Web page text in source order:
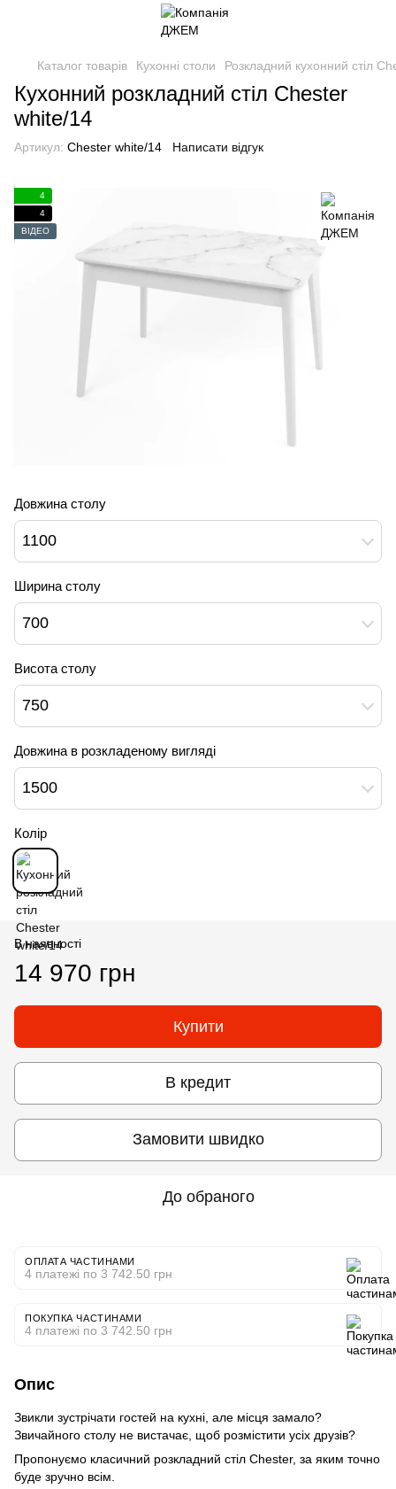
Каталог товарів Кухонні столи Розкладний кухонний стіл
Кухонний розкладний стіл Chester
white/14
Артикул: Chester white/14 Написати відгук
4
4
ВІДЕО
Довжина столу
1100
Ширина столу
700
Висота столу
750
Довжина в розкладеному вигляді
1500
Колір
В наявності
14 970 грн
Купити
В кредит
Замовити швидко
До обраного
ОПЛАТА ЧАСТИНАМИ
4 платежі по 3 742.50 грн
ПОКУПКА ЧАСТИНАМИ
4 платежі по 3 742.50 грн
Опис
Звикли зустрічати гостей на кухні, але місця замало?
Звичайного столу не вистачає, щоб розмістити усіх друзів?
Пропонуємо класичний розкладний стіл Chester, за яким точно
буде зручно всім.